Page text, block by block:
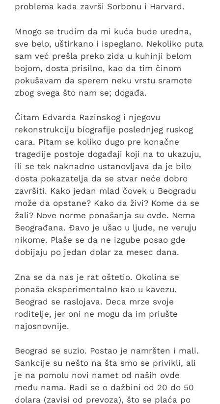
problema kada završi Sorbonu i Harvard.
Mnogo se trudim da mi kuća bude uredna,
sve belo, uštirkano i ispeglano. Nekoliko puta
sam već prešla preko zida u kuhinji belom
bojom, dosta prisilno, kao da tim činom
pokušavam da sperem neku vrstu sramote
zbog svega što nam se; događa.
Čitam Edvarda Razinskog i njegovu
rekonstrukciju biografije poslednjeg ruskog
cara. Pitam se koliko dugo pre konačne
tragedije postoje događaji koji na to ukazuju,
ili se tek naknadno ustanovljava da je bilo
dosta pokazatelja da se stvar neće dobro
završiti. Kako jedan mlad čovek u Beogradu
može da opstane? Kako da živi? Kome da se
žali? Nove norme ponašanja su ovde. Nema
Beograđana. Đavo je ušao u ljude, ne veruju
nikome. Plaše se da ne izgube posao gde
dobijaju po jedan dolar za mesec dana.
Zna se da nas je rat oštetio. Okolina se
ponaša eksperimentalno kao u kavezu.
Beograd se raslojava. Deca mrze svoje
roditelje, jer oni ne mogu da im priušte
najosnovnije.
Beograd se suzio. Postao je namršten i mali.
Sankcije su nešto na šta smo se privikli, ali
je na pomolu novi namet od naših ovde
među nama. Radi se o dažbini od 20 do 50
dolara (zavisi od prevoza), što se plaća po